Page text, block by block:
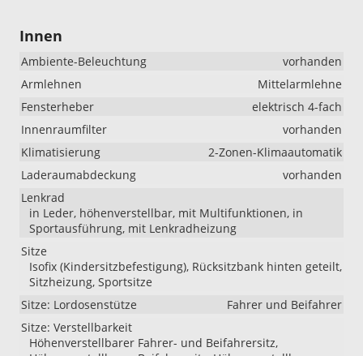
Innen
Ambiente-Beleuchtung
vorhanden
Armlehnen
Mittelarmlehne
Fensterheber
elektrisch 4-fach
Innenraumfilter
vorhanden
Klimatisierung
2-Zonen-Klimaautomatik
Laderaumabdeckung
vorhanden
Lenkrad
in Leder, höhenverstellbar, mit Multifunktionen, in
Sportausführung, mit Lenkradheizung
Sitze
Isofix (Kindersitzbefestigung), Rücksitzbank hinten geteilt,
Sitzheizung, Sportsitze
Sitze: Lordosenstütze
Fahrer und Beifahrer
Sitze: Verstellbarkeit
Höhenverstellbarer Fahrer- und Beifahrersitz,